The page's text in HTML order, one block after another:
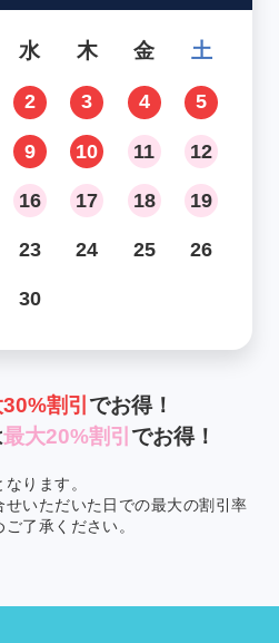
水 木 金 土
2 3 4 5
9 10 11 12
16 17 18 19
23 24 25 26
30
割引 でお得！
最大20%割引 でお得！
ります。
いただいた日での最大の割引率
了承ください。